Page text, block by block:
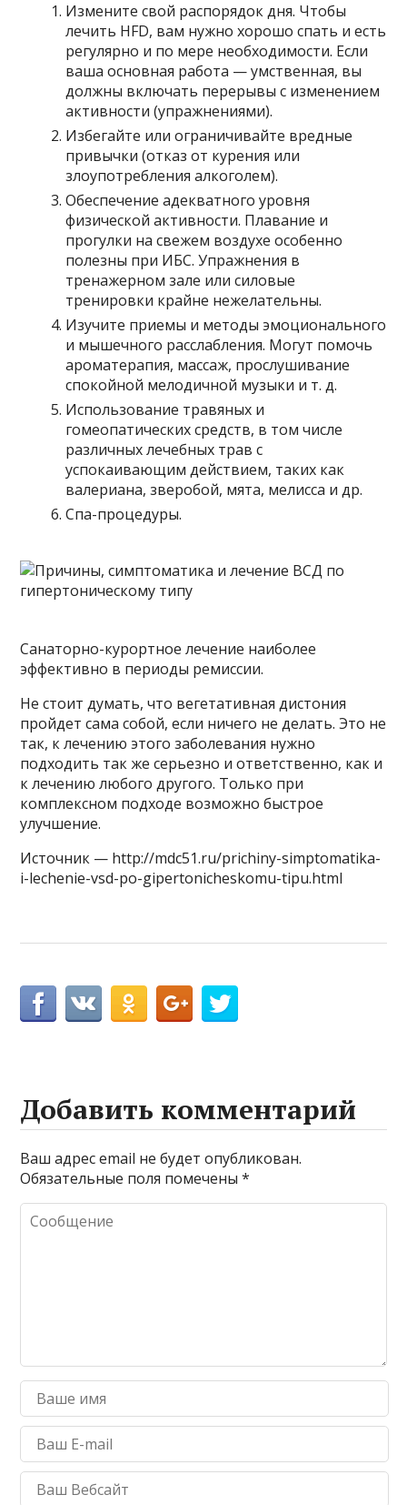
Измените свой распорядок дня. Чтобы
лечить HFD, вам нужно хорошо спать и есть
регулярно и по мере необходимости. Если
ваша основная работа — умственная, вы
должны включать перерывы с изменением
активности (упражнениями).
Избегайте или ограничивайте вредные
привычки (отказ от курения или
злоупотребления алкоголем).
Обеспечение адекватного уровня
физической активности. Плавание и
прогулки на свежем воздухе особенно
полезны при ИБС. Упражнения в
тренажерном зале или силовые
тренировки крайне нежелательны.
Изучите приемы и методы эмоционального
и мышечного расслабления. Могут помочь
ароматерапия, массаж, прослушивание
спокойной мелодичной музыки и т. д.
Использование травяных и
гомеопатических средств, в том числе
различных лечебных трав с
успокаивающим действием, таких как
валериана, зверобой, мята, мелисса и др.
Спа-процедуры.
Санаторно-курортное лечение наиболее
эффективно в периоды ремиссии.
Не стоит думать, что вегетативная дистония
пройдет сама собой, если ничего не делать. Это не
так, к лечению этого заболевания нужно
подходить так же серьезно и ответственно, как и
к лечению любого другого. Только при
комплексном подходе возможно быстрое
улучшение.
Источник — http://mdc51.ru/prichiny-simptomatika-
i-lechenie-vsd-po-gipertonicheskomu-tipu.html
Добавить комментарий
Ваш адрес email не будет опубликован.
Обязательные поля помечены*